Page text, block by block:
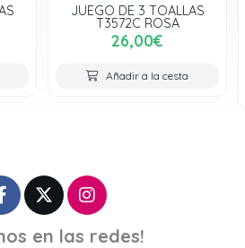
DE 3 TOALLAS
Añadir a la cesta
JUEGO DE
en las redes!